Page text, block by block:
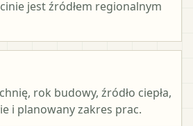
jest źródłem regionalnym
rok budowy, źródło ciepła,
i planowany zakres prac.